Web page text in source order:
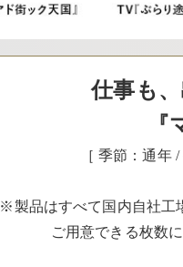
仕事も
［ 季節：通年
※製品はすべて国内自社工
ご用意できる枚数